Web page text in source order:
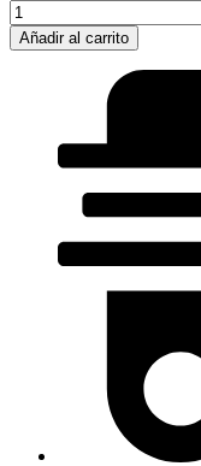
PERFUME
CAN
CAN
cantidad
Añadir al carrito